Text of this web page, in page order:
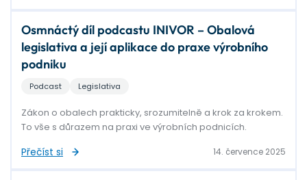
Osmnáctý díl podcastu INIVOR – Obalová
legislativa a její aplikace do praxe výrobního
podniku
Podcast Legislativa
Zákon o obalech prakticky, srozumitelně a krok za krokem.
To vše s důrazem na praxi ve výrobních podnicích.
Přečíst si 14. července 2025